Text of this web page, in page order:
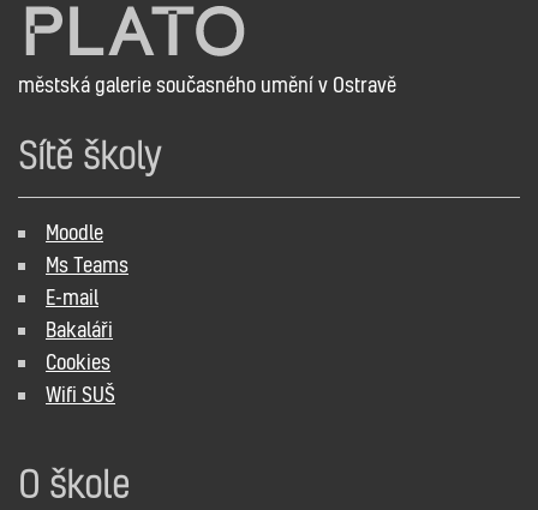
městská galerie současného umění v Ostravě
Sítě školy
Moodle
Ms Teams
E-mail
Bakaláři
Cookies
Wifi SUŠ
O škole